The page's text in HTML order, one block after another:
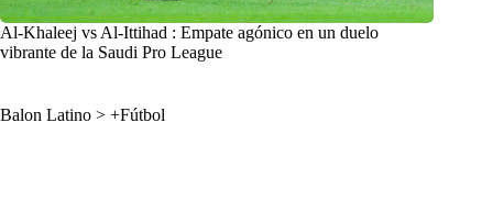
Al-Khaleej vs Al-Ittihad : Empate agónico en un duelo
vibrante de la Saudi Pro League
Balon Latino > +Fútbol